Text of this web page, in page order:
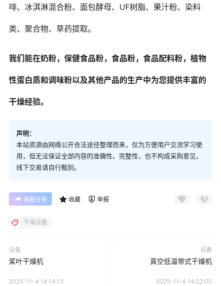
啡、冰淇淋混合粉、面包酵母、UF树脂、果汁粉、染料
类、聚合物、草药提取。
我们能在奶粉，保健食品粉，食品粉，食品配料粉，植物
性蛋白质和调味粉以及其他产品的生产中为您提供丰富的
干燥经验。
声明：
本站资源由网络公开合法途径整理而来，仅为方便用户交流学习使
用，但无法保证全部内容的准确性、完整性，也不构成采购意见，
线下交易请自行甄别。
海报分享 收藏 举报
干燥设备
设备
桨叶干燥机
2025-11-4 14:14:12
设备
真空低温带式干燥机
2025-11-4 14:22:00